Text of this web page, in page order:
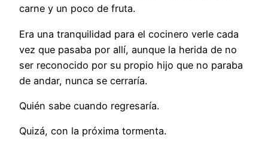
carne y un poco de fruta.
Era una tranquilidad para el cocinero verle cada
vez que pasaba por allí, aunque la herida de no
ser reconocido por su propio hijo que no paraba
de andar, nunca se cerraría.
Quién sabe cuando regresaría.
Quizá, con la próxima tormenta.